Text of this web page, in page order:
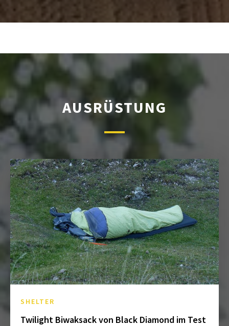
AUSRÜSTUNG
SHELTER
Twilight Biwaksack von Black Diamond im Test